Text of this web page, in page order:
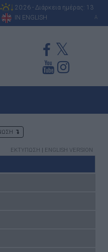
20:26 - Διάρκεια ημέρας: 13
IN ENGLISH A
ΕΚΤΥΠΩΣΗ | ENGLISH VERSION